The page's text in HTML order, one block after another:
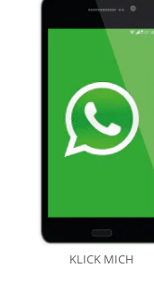
KLICK MICH